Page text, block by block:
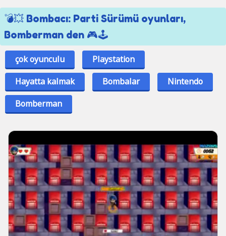
💣💥 Bombacı: Parti Sürümü oyunları,
Bomberman den 🎮🕹
çok oyunculu
Playstation
Hayatta kalmak
Bombalar
Nintendo
Bomberman